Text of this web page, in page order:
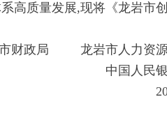
高质量发展,现将《龙岩市
政局 龙岩市人力资源
中国人民银